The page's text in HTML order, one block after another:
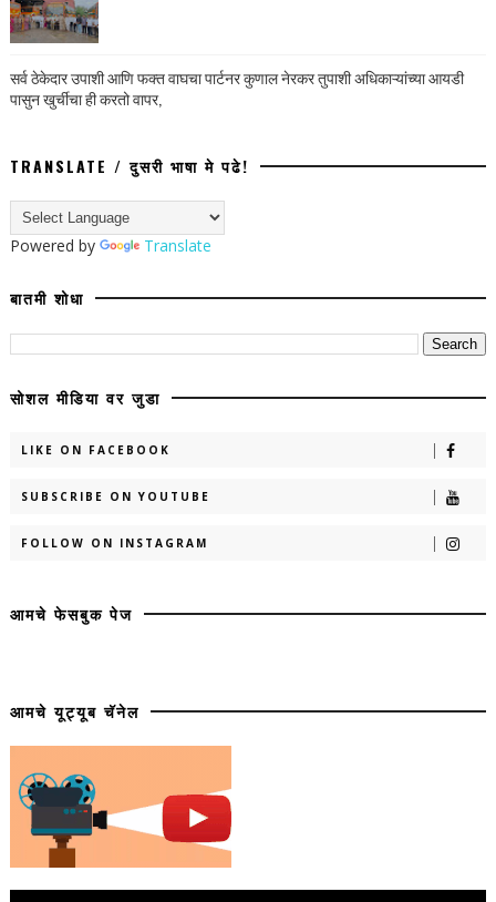
सर्व ठेकेदार उपाशी आणि फक्त वाघचा पार्टनर कुणाल नेरकर तुपाशी अधिकाऱ्यांच्या आयडी
पासुन खुर्चीचा ही करतो वापर,
TRANSLATE / दुसरी भाषा मे पढे!
Powered by Translate
बातमी शोधा
सोशल मीडिया वर जुडा
LIKE ON FACEBOOK
SUBSCRIBE ON YOUTUBE
FOLLOW ON INSTAGRAM
आमचे फेसबुक पेज
आमचे यूट्यूब चॅनेल